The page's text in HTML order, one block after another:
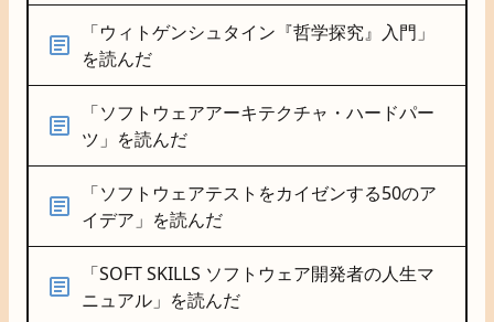
「ウィトゲンシュタイン『哲学探究』入門」
を読んだ
「ソフトウェアアーキテクチャ・ハードパー
ツ」を読んだ
「ソフトウェアテストをカイゼンする50のア
イデア」を読んだ
「SOFT SKILLS ソフトウェア開発者の人生マ
ニュアル」を読んだ